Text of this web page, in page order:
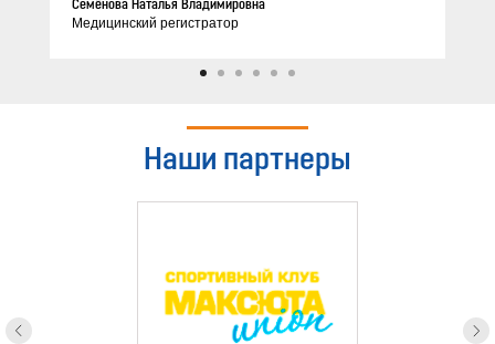
Семёнова Наталья Владимировна
Медицинский регистратор
Наши партнеры